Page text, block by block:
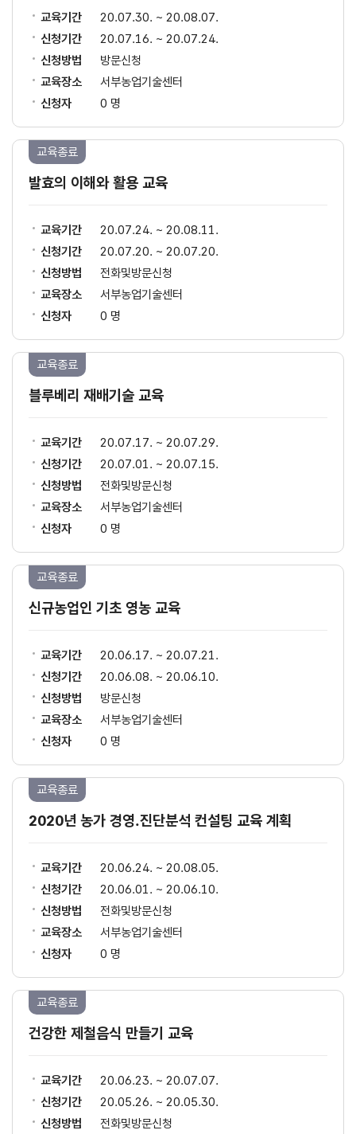
교육기간
20.07.30. ~ 20.08.07.
신청기간
20.07.16. ~ 20.07.24.
신청방법
방문신청
교육장소
서부농업기술센터
신청자
0 명
발효의 이해와 활용 교육
교육종료
교육기간
20.07.24. ~ 20.08.11.
신청기간
20.07.20. ~ 20.07.20.
신청방법
전화및방문신청
교육장소
서부농업기술센터
신청자
0 명
블루베리 재배기술 교육
교육종료
교육기간
20.07.17. ~ 20.07.29.
신청기간
20.07.01. ~ 20.07.15.
신청방법
전화및방문신청
교육장소
서부농업기술센터
신청자
0 명
신규농업인 기초 영농 교육
교육종료
교육기간
20.06.17. ~ 20.07.21.
신청기간
20.06.08. ~ 20.06.10.
신청방법
방문신청
교육장소
서부농업기술센터
신청자
0 명
2020년 농가 경영․진단분석 컨설팅 교육 계획
교육종료
교육기간
20.06.24. ~ 20.08.05.
신청기간
20.06.01. ~ 20.06.10.
신청방법
전화및방문신청
교육장소
서부농업기술센터
신청자
0 명
건강한 제철음식 만들기 교육
교육종료
교육기간
20.06.23. ~ 20.07.07.
신청기간
20.05.26. ~ 20.05.30.
신청방법
전화및방문신청